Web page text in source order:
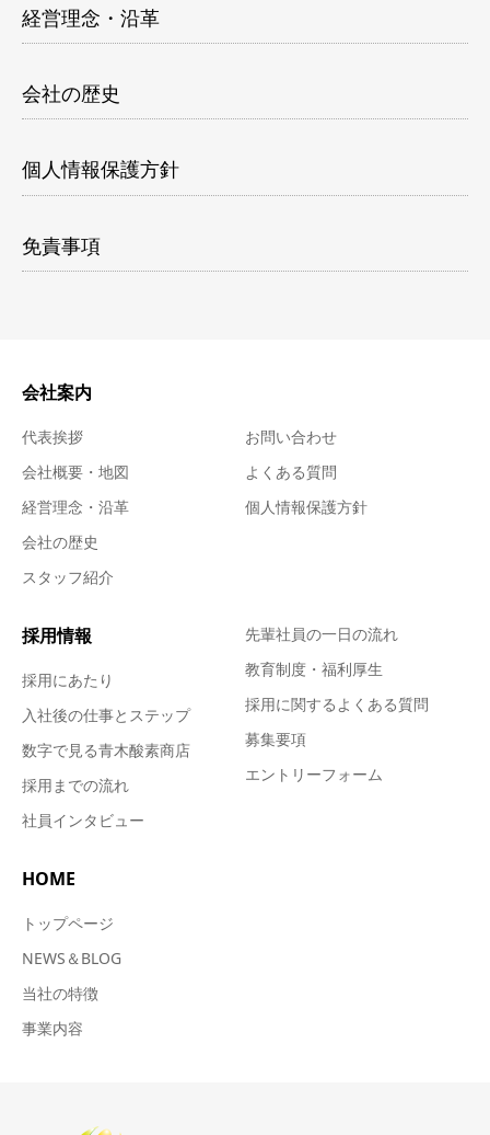
経営理念・沿革
会社の歴史
個人情報保護方針
免責事項
会社案内
代表挨拶
会社概要・地図
経営理念・沿革
会社の歴史
スタッフ紹介
お問い合わせ
よくある質問
個人情報保護方針
採用情報
採用にあたり
入社後の仕事とステップ
数字で見る青木酸素商店
採用までの流れ
社員インタビュー
先輩社員の一日の流れ
教育制度・福利厚生
採用に関するよくある質問
募集要項
エントリーフォーム
HOME
トップページ
NEWS＆BLOG
当社の特徴
事業内容